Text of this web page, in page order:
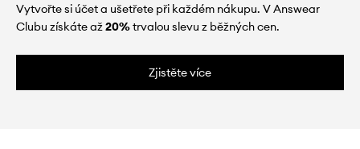
Vytvořte si účet a ušetřete při každém nákupu. V Answear
Clubu získáte až20%trvalou slevu z běžných cen.
Zjistěte více